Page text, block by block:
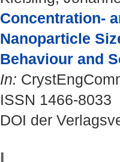
Concentration-
Nanoparticle
Behaviour and
In:
ISSN 1466-8033
DOI der
L